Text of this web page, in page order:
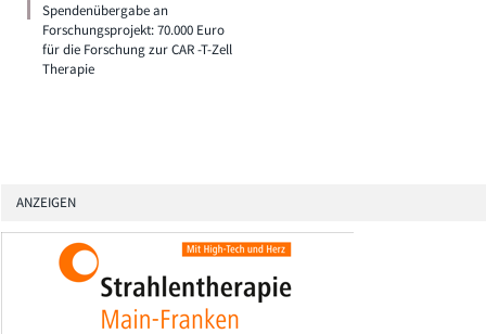
Spendenübergabe an
Forschungsprojekt: 70.000 Euro
für die Forschung zur CAR -T-Zell
Therapie
ANZEIGEN